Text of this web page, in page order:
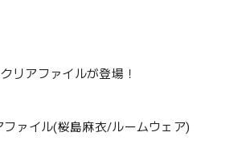
リアファイルが登場！
ァイル(桜島麻衣/ルームウェア)